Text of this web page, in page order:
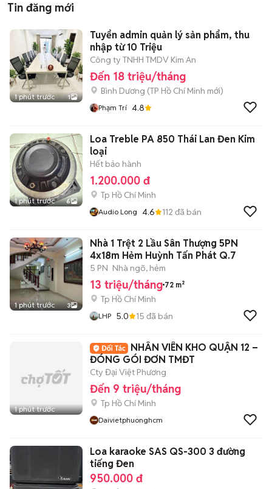
Tin đăng mới
1 phút trước 1
Tuyển admin quản lý sản phẩm, thu
nhập từ 10 Triệu
Công ty TNHH TMDV Kim An
Đến 18 triệu/tháng
Bình Dương (TP Hồ Chí Minh mới)
Phạm Trí 4.8
1 phút trước 6
Loa Treble PA 850 Thái Lan Đen Kim
loại
Hết bảo hành
1.200.000 đ
Tp Hồ Chí Minh
Audio Long 4.6 112 đã bán
1 phút trước 3
Nhà 1 Trệt 2 Lầu Sân Thượng 5PN
4x18m Hẻm Huỳnh Tấn Phát Q.7
5 PN Nhà ngõ, hẻm
13 triệu/tháng 72 m²
Tp Hồ Chí Minh
LHP 5.0 15 đã bán
1 phút trước
NHÂN VIÊN KHO QUẬN 12 –
ĐÓNG GÓI ĐƠN TMĐT
Cty Đại Việt Phương
Đến 9 triệu/tháng
Tp Hồ Chí Minh
Daivietphuonghcm
Loa karaoke SAS QS-300 3 đường
tiếng Đen
950.000 đ